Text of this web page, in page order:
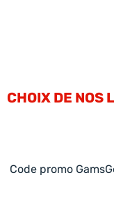
CHOIX DE NOS
Code promo